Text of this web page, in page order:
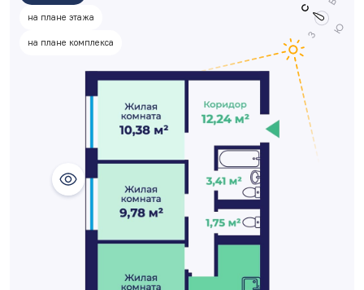
на плане этажа
на плане комплекса